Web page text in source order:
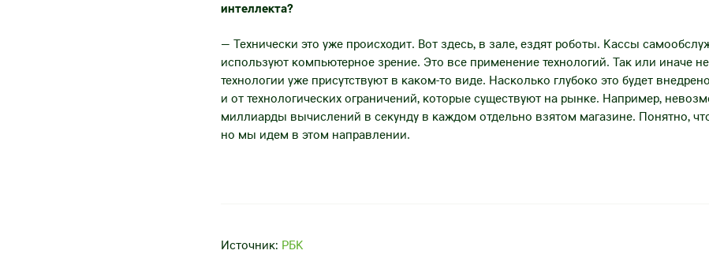
интеллекта?
— Технически это уже происходит. Вот здесь, в зале, ездят роботы. Кассы
используют компьютерное зрение. Это все применение технологий. Так или иначе
технологии уже присутствуют в каком-то виде. Насколько глубоко это будет
и от технологических ограничений, которые существуют на рынке. Например,
миллиарды вычислений в секунду в каждом отдельно взятом магазине. Понятно,
но мы идем в этом направлении.
Источник: РБК